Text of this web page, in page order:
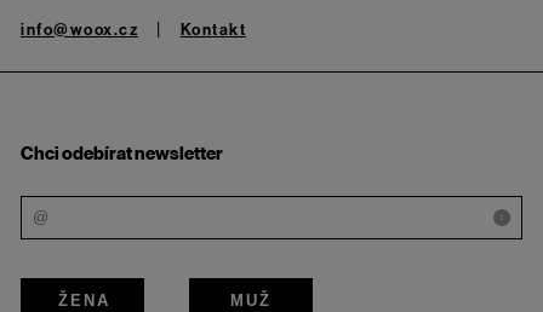
info@woox.cz Kontakt
Chci odebírat newsletter
i
ŽENA MUŽ